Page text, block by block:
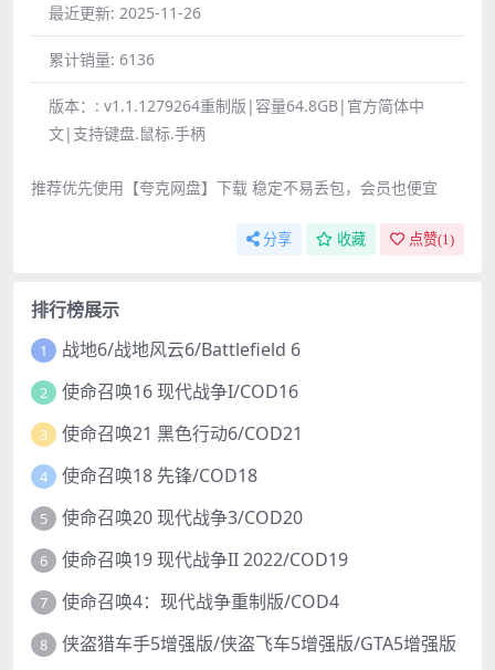
最近更新: 2025-11-26
累计销量: 6136
版本：: v1.1.1279264重制版|容量64.8GB|官方简体中
文|支持键盘.鼠标.手柄
推荐优先使用【夸克网盘】下载 稳定不易丢包，会员也便宜
分享 收藏 点赞(1 )
排行榜展示
1 战地6/战地风云6/Battlefield 6
2 使命召唤16 现代战争I/COD16
3 使命召唤21 黑色行动6/COD21
4 使命召唤18 先锋/COD18
5 使命召唤20 现代战争3/COD20
6 使命召唤19 现代战争II 2022/COD19
7 使命召唤4：现代战争重制版/COD4
8 侠盗猎车手5增强版/侠盗飞车5增强版/GTA5增强版